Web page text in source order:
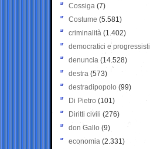
Cossiga (7)
Costume (5.581)
criminalità (1.402)
democratici e progressisti
denuncia (14.528)
destra (573)
destradipopolo (99)
Di Pietro (101)
Diritti civili (276)
don Gallo (9)
economia (2.331)